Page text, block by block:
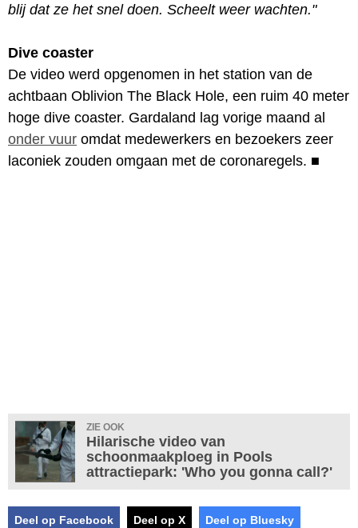
blij dat ze het snel doen. Scheelt weer wachten."
Dive coaster
De video werd opgenomen in het station van de
achtbaan Oblivion The Black Hole, een ruim 40 meter
hoge dive coaster. Gardaland lag vorige maand al
onder vuur omdat medewerkers en bezoekers zeer
laconiek zouden omgaan met de coronaregels. ■
ZIE OOK
Hilarische video van
schoonmaakploeg in Pools
attractiepark: 'Who you gonna call?'
Deel op Facebook Deel op X Deel op Bluesky